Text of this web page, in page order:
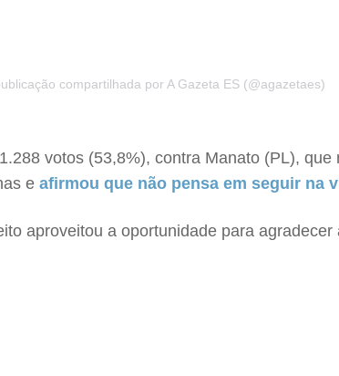
compartilhada por A Gazeta ES (@agazetaes)
votos (53,8%), contra Manato (PL),
e afirmou que não pensa em seguir na
aproveitou a oportunidade para